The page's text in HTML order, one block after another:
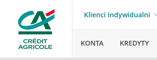
Klienci indywidualni
KONTA KREDYTY